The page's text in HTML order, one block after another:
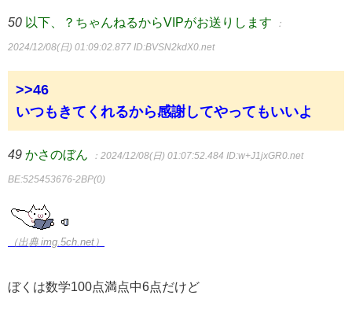
50 以下、？ちゃんねるからVIPがお送りします ：
2024/12/08(日) 01:09:02.877 ID:BVSN2kdX0.net
>>46
いつもきてくれるから感謝してやってもいいよ
49 かさのぼん ：2024/12/08(日) 01:07:52.484 ID:w+J1jxGR0.net
BE:525453676-2BP(0)
（出典 img.5ch.net）
ぼくは数学100点満点中6点だけど